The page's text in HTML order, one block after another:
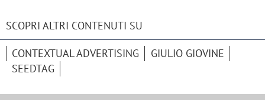
SCOPRI ALTRI CONTENUTI SU
CONTEXTUAL ADVERTISING
GIULIO GIOVINE
SEEDTAG